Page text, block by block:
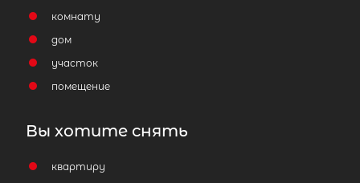
комнату
дом
участок
помещение
Вы хотите снять
квартиру